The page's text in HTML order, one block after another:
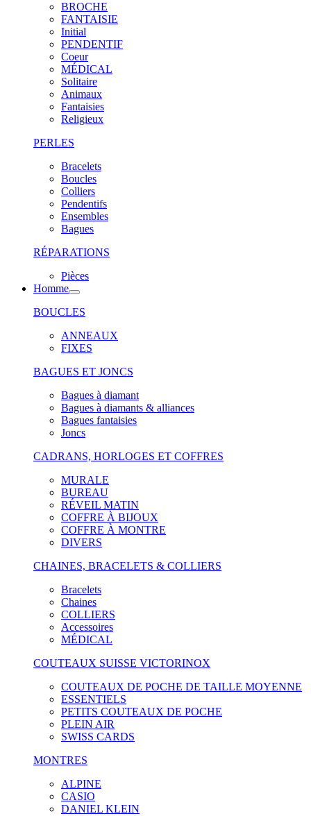
BROCHE
FANTAISIE
Initial
PENDENTIF
Coeur
MÉDICAL
Solitaire
Animaux
Fantaisies
Religieux
PERLES
Bracelets
Boucles
Colliers
Pendentifs
Ensembles
Bagues
RÉPARATIONS
Pièces
Homme
BOUCLES
ANNEAUX
FIXES
BAGUES ET JONCS
Bagues à diamant
Bagues à diamants & alliances
Bagues fantaisies
Joncs
CADRANS, HORLOGES ET COFFRES
MURALE
BUREAU
RÉVEIL MATIN
COFFRE À BIJOUX
COFFRE À MONTRE
DIVERS
CHAINES, BRACELETS & COLLIERS
Bracelets
Chaines
COLLIERS
Accessoires
MÉDICAL
COUTEAUX SUISSE VICTORINOX
COUTEAUX DE POCHE DE TAILLE MOYENNE
ESSENTIELS
PETITS COUTEAUX DE POCHE
PLEIN AIR
SWISS CARDS
MONTRES
ALPINE
CASIO
DANIEL KLEIN